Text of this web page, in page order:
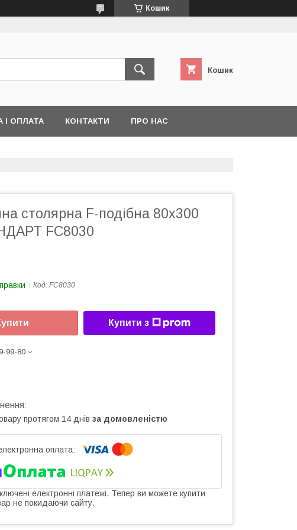
Кошик
Кошик
І ОПЛАТА КОНТАКТИ ПРО НАС
столярна F-подібна 80х300
FC8030
Код: FC8030
Купити з
99-80
протягом 14 днів за домовленістю
електронні платежі. Тепер ви можете купити
не покидаючи сайту.